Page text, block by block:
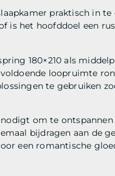
praktisch in
is het hoofddoel een
180×210 als
loopruimte
te gebruiken
om te
bijdragen aan de
een romantische